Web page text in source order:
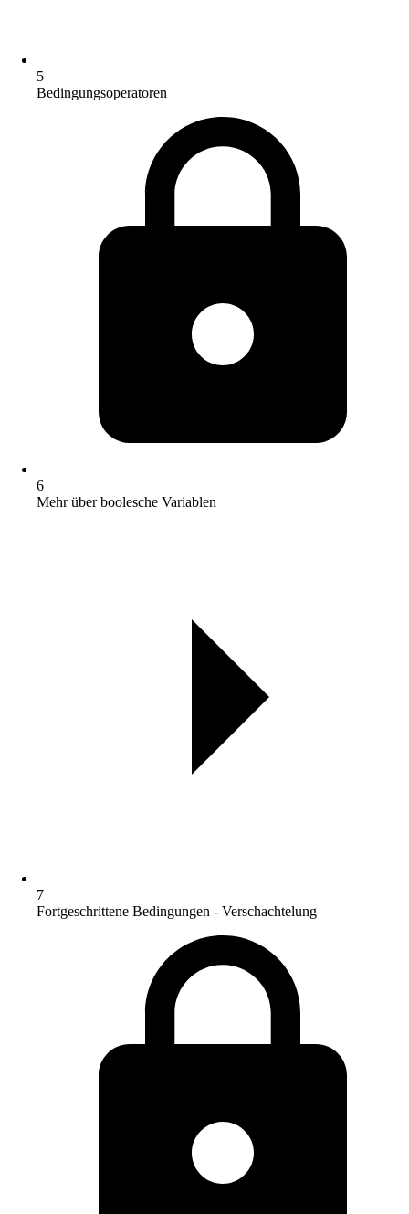
5
Bedingungsoperatoren
6
Mehr über boolesche Variablen
7
Fortgeschrittene Bedingungen - Verschachtelung